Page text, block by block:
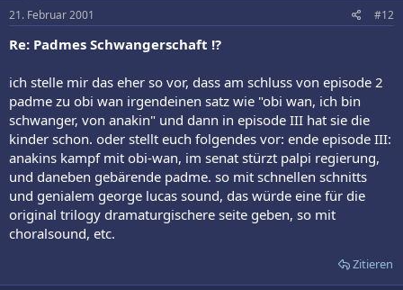
21. Februar 2001 #12
Re: Padmes Schwangerschaft !?
ich stelle mir das eher so vor, dass am schluss von episode 2
padme zu obi wan irgendeinen satz wie "obi wan, ich bin
schwanger, von anakin" und dann in episode III hat sie die
kinder schon. oder stellt euch folgendes vor: ende episode III:
anakins kampf mit obi-wan, im senat stürzt palpi regierung,
und daneben gebärende padme. so mit schnellen schnitts
und genialem george lucas sound, das würde eine für die
original trilogy dramaturgischere seite geben, so mit
choralsound, etc.
Zitieren